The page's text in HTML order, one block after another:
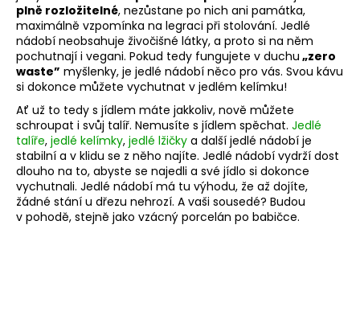
plně rozložitelné, nezůstane po nich ani památka,
maximálně vzpomínka na legraci při stolování. Jedlé
nádobí neobsahuje živočišné látky, a proto si na něm
pochutnají i vegani. Pokud tedy fungujete v duchu „zero
waste” myšlenky, je jedlé nádobí něco pro vás. Svou kávu
si dokonce můžete vychutnat v jedlém kelímku!
Ať už to tedy s jídlem máte jakkoliv, nově můžete
schroupat i svůj talíř. Nemusíte s jídlem spěchat. Jedlé
talíře, jedlé kelímky, jedlé lžičky a další jedlé nádobí je
stabilní a v klidu se z něho najíte. Jedlé nádobí vydrží dost
dlouho na to, abyste se najedli a své jídlo si dokonce
vychutnali. Jedlé nádobí má tu výhodu, že až dojíte,
žádné stání u dřezu nehrozí. A vaši sousedé? Budou
v pohodě, stejně jako vzácný porcelán po babičce.
HLEDAT
D
o
p
o
r
u
č
u